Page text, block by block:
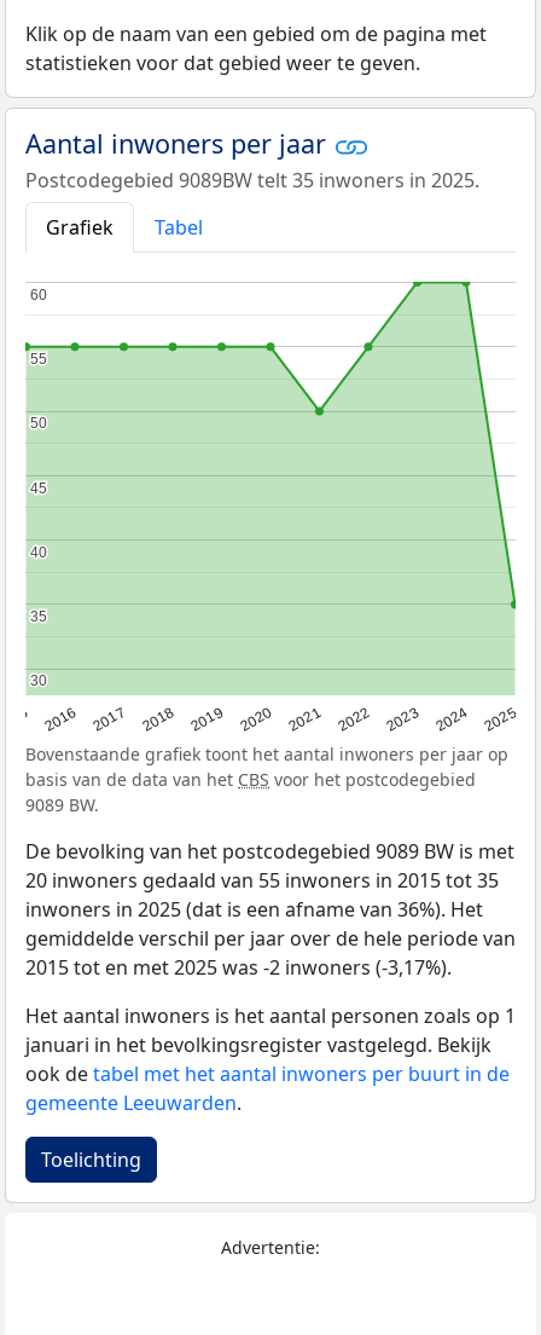
Klik op de naam van een gebied om de pagina met
statistieken voor dat gebied weer te geven.
Aantal inwoners per jaar
Postcodegebied 9089BW telt 35 inwoners in 2025.
Grafiek
Tabel
2016 2017 2018 2019 2020 2021 2022 2023 2024 2025
30
30
35
35
40
40
45
45
50
50
55
55
60
60
Bovenstaande grafiek toont het aantal inwoners per jaar op
basis van de data van het CBS voor het postcodegebied
9089 BW.
De bevolking van het postcodegebied 9089 BW is met
20 inwoners gedaald van 55 inwoners in 2015 tot 35
inwoners in 2025 (dat is een afname van 36%). Het
gemiddelde verschil per jaar over de hele periode van
2015 tot en met 2025 was -2 inwoners (-3,17%).
Het aantal inwoners is het aantal personen zoals op 1
januari in het bevolkingsregister vastgelegd. Bekijk
ook detabel met het aantal inwoners per buurt in de
gemeente Leeuwarden.
Toelichting
Advertentie: